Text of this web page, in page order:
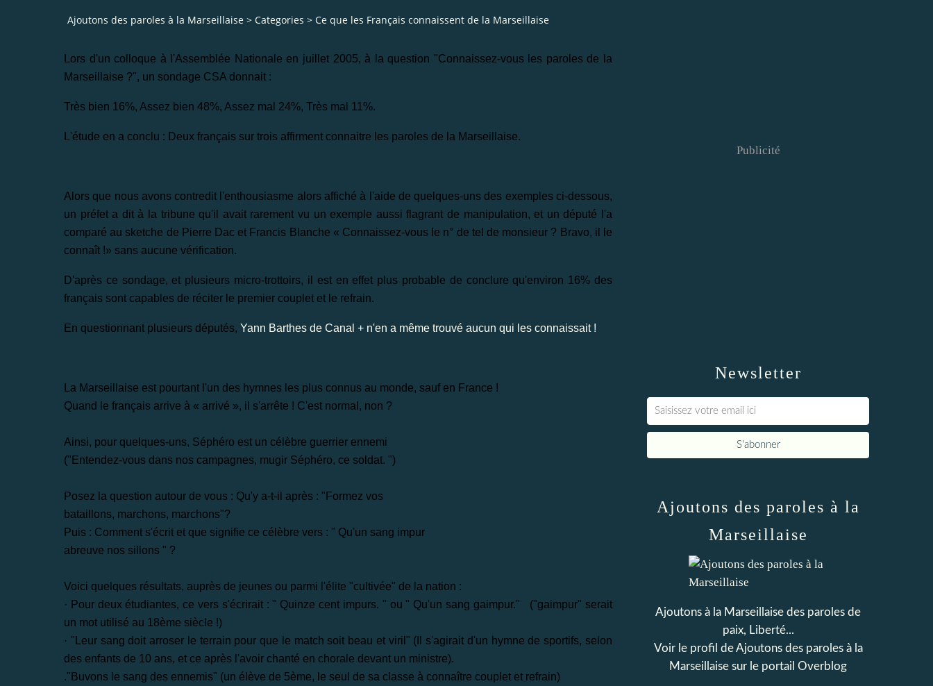
Ajoutons des paroles à la Marseillaise > Categories > Ce que les Français connaissent de la Marseillaise
Lors d'un colloque à l'Assemblée Nationale en juillet 2005, à la question "Connaissez-vous les paroles de la
Marseillaise ?", un sondage CSA donnait :
Très bien 16%, Assez bien 48%, Assez mal 24%, Très mal 11%.
L'étude en a conclu : Deux français sur trois affirment connaitre les paroles de la Marseillaise.
Alors que nous avons contredit l'enthousiasme alors affiché à l'aide de quelques-uns des exemples ci-dessous,
un préfet a dit à la tribune qu'il avait rarement vu un exemple aussi flagrant de manipulation, et un député l'a
comparé au sketche de Pierre Dac et Francis Blanche « Connaissez-vous le n° de tel de monsieur ? Bravo, il le
connaît !» sans aucune vérification.
D'après ce sondage, et plusieurs micro-trottoirs, il est en effet plus probable de conclure qu'environ 16% des
français sont capables de réciter le premier couplet et le refrain.
En questionnant plusieurs députés, Yann Barthes de Canal + n'en a même trouvé aucun qui les connaissait !
La Marseillaise est pourtant l'un des hymnes les plus connus au monde, sauf en France !
Quand le français arrive à « arrivé », il s'arrête ! C'est normal, non ?
Ainsi, pour quelques-uns, Séphéro est un célèbre guerrier ennemi
("Entendez-vous dans nos campagnes, mugir Séphéro, ce soldat. ")
Posez la question autour de vous : Qu'y a-t-il après : "Formez vos
bataillons, marchons, marchons"?
Puis : Comment s'écrit et que signifie ce célèbre vers : " Qu'un sang impur
abreuve nos sillons " ?
Voici quelques résultats, auprès de jeunes ou parmi l'élite "cultivée" de la nation :
· Pour deux étudiantes, ce vers s'écrirait : " Quinze cent impurs. " ou " Qu'un sang gaimpur." ("gaimpur" serait
un mot utilisé au 18ème siècle !)
· "Leur sang doit arroser le terrain pour que le match soit beau et viril" (Il s'agirait d'un hymne de sportifs, selon
des enfants de 10 ans, et ce après l'avoir chanté en chorale devant un ministre).
."Buvons le sang des ennemis" (un élève de 5ème, le seul de sa classe à connaître couplet et refrain)
Newsletter
Publicité
Ajoutons des paroles à la
Marseillaise
Ajoutons à la Marseillaise des paroles de
paix, Liberté...
Voir le profil deAjoutons des paroles à la
Marseillaise sur le portail Overblog